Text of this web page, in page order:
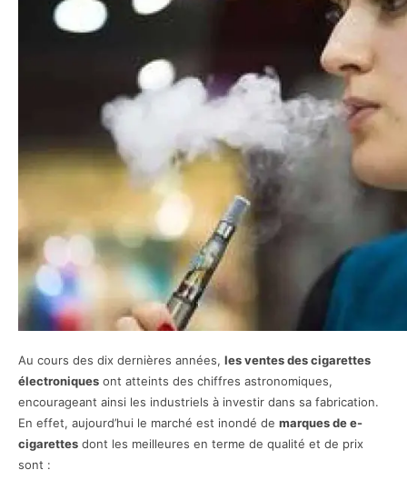
Au cours des dix dernières années, les ventes des cigarettes
électroniques ont atteints des chiffres astronomiques,
encourageant ainsi les industriels à investir dans sa fabrication.
En effet, aujourd’hui le marché est inondé de marques de e-
cigarettes dont les meilleures en terme de qualité et de prix
sont :